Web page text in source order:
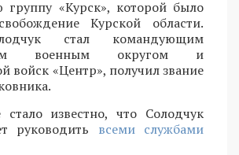
группу «Курск», которой было
Курской области.
стал командующим
военным округом и
войск «Центр», получил звание
стало известно, что Солодчук
руководить всеми службами